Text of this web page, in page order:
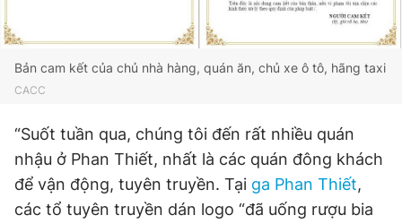
Bản cam kết của chủ nhà hàng, quán ăn, chủ xe ô tô, hãng taxi
CACC
“Suốt tuần qua, chúng tôi đến rất nhiều quán
nhậu ở Phan Thiết, nhất là các quán đông khách
để vận động, tuyên truyền. Tại ga Phan Thiết,
các tổ tuyên truyền dán logo “đã uống rượu bia